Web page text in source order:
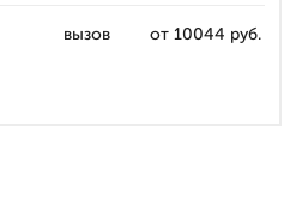
вызов от 10044 руб.